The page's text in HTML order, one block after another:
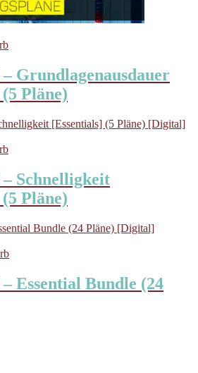
Grundlagenausdauer
Pläne)
Schnelligkeit
Pläne)
Essential Bundle (24